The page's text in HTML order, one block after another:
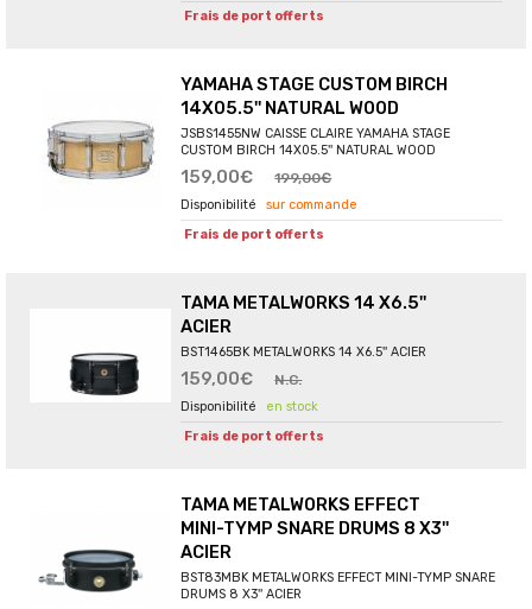
Frais de port offerts
YAMAHA STAGE CUSTOM BIRCH
14X05.5'' NATURAL WOOD
JSBS1455NW CAISSE CLAIRE YAMAHA STAGE
CUSTOM BIRCH 14X05.5'' NATURAL WOOD
159,00€ 199,00€
sur commande
Frais de port offerts
TAMA METALWORKS 14 X6.5''
ACIER
BST1465BK METALWORKS 14 X6.5'' ACIER
159,00€ N.C.
en stock
Frais de port offerts
TAMA METALWORKS EFFECT
MINI-TYMP SNARE DRUMS 8 X3''
ACIER
BST83MBK METALWORKS EFFECT MINI-TYMP SNARE
DRUMS 8 X3'' ACIER